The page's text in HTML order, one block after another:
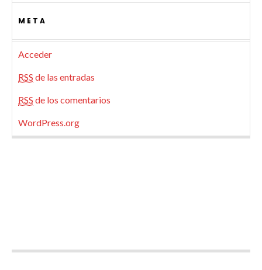
META
Acceder
RSS de las entradas
RSS de los comentarios
WordPress.org